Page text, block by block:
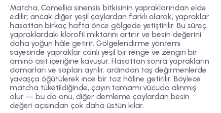
Matcha, Camellia sinensis bitkisinin yapraklarından elde
edilir; ancak diğer yeşil çaylardan farklı olarak, yapraklar
hasattan birkaç hafta önce gölgede yetiştirilir. Bu süreç,
yapraklardaki klorofil miktarını artırır ve besin değerini
daha yoğun hâle getirir. Gölgelendirme yöntemi
sayesinde yapraklar canlı yeşil bir renge ve zengin bir
amino asit içeriğine kavuşur. Hasattan sonra yaprakların
damarları ve sapları ayrılır, ardından taş değirmenlerde
yavaşça öğütülerek ince bir toz hâline getirilir. Böylece
matcha tüketildiğinde, çayın tamamı vücuda alınmış
olur — bu da onu, diğer demleme çaylardan besin
değeri açısından çok daha üstün kılar.